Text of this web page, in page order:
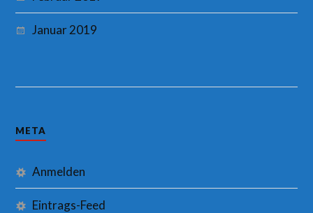
Januar 2019
META
Anmelden
Eintrags-Feed